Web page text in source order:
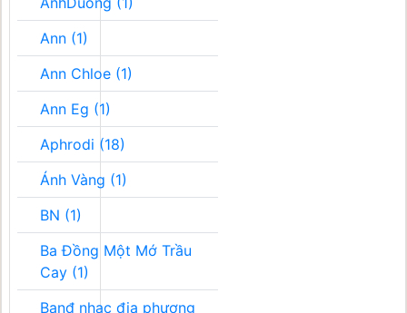
Ann (1)
Ann Chloe (1)
Ann Eg (1)
Aphrodi (18)
Ánh Vàng (1)
BN (1)
Ba Đồng Một Mớ Trầu
Cay (1)
Banđ nhạc địa phương